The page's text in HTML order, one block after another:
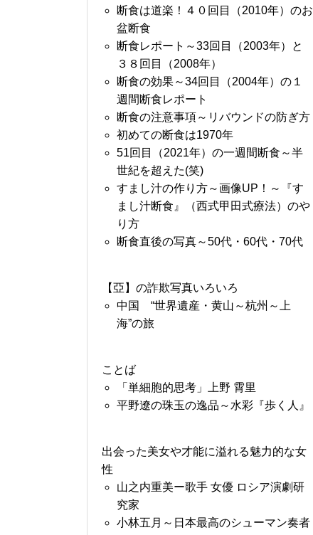
断食は道楽！４０回目（2010年）のお
盆断食
断食レポート～33回目（2003年）と
３８回目（2008年）
断食の効果～34回目（2004年）の１
週間断食レポート
断食の注意事項～リバウンドの防ぎ方
初めての断食は1970年
51回目（2021年）の一週間断食～半
世紀を超えた(笑)
すまし汁の作り方～画像UP！～『す
まし汁断食』（西式甲田式療法）のや
り方
断食直後の写真～50代・60代・70代
【亞】の詐欺写真いろいろ
中国 “世界遺産・黄山～杭州～上
海”の旅
ことば
「単細胞的思考」上野 霄里
平野遼の珠玉の逸品～水彩『歩く人』
出会った美女や才能に溢れる魅力的な女
性
山之内重美ー歌手 女優 ロシア演劇研
究家
小林五月～日本最高のシューマン奏者